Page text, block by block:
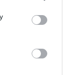
direto falhado